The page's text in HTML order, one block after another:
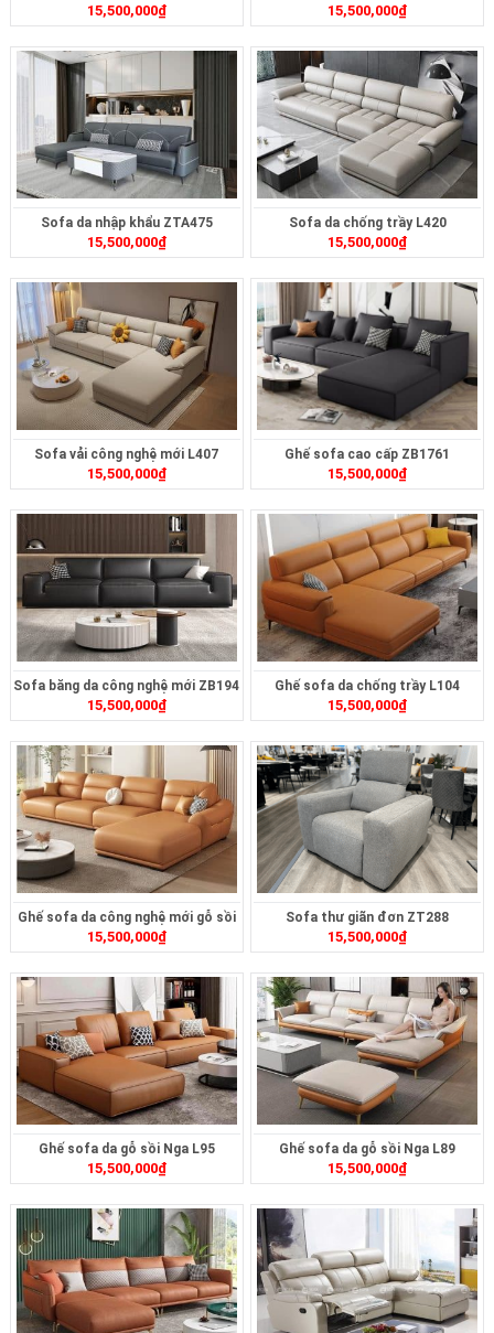
15,500,000₫ 15,500,000₫
Sofa da nhập khẩu ZTA475
15,500,000₫
Sofa da chống trầy L420
15,500,000₫
Sofa vải công nghệ mới L407
15,500,000₫
Ghế sofa cao cấp ZB1761
15,500,000₫
Sofa băng da công nghệ mới ZB194
15,500,000₫
Ghế sofa da chống trầy L104
15,500,000₫
Ghế sofa da công nghệ mới gỗ sồi
L101
15,500,000₫
Sofa thư giãn đơn ZT288
15,500,000₫
Ghế sofa da gỗ sồi Nga L95
15,500,000₫
Ghế sofa da gỗ sồi Nga L89
15,500,000₫